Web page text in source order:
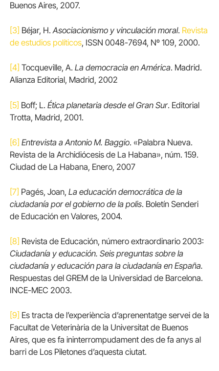
Buenos Aires, 2007.
[3] Béjar, H.Asociacionismo y vinculación moral. Revista
de estudios políticos, ISSN 0048-7694, Nº 109, 2000.
[4] Tocqueville, A. La democracia en América. Madrid.
Alianza Editorial, Madrid, 2002
[5] Boff; L. Ética planetaria desde el Gran Sur. Editorial
Trotta, Madrid, 2001.
[6] Entrevista a Antonio M. Baggio. «Palabra Nueva.
Revista de la Archidiócesis de La Habana», núm. 159.
Ciudad de La Habana, Enero, 2007
[7] Pagés, Joan, La educación democrática de la
ciudadanía por el gobierno de la polis. Boletín Senderi
de Educación en Valores, 2004.
[8] Revista de Educación, número extraordinario 2003:
Ciudadanía y educación. Seis preguntas sobre la
ciudadanía y educación para la ciudadanía en España.
Respuestas del GREM de la Universidad de Barcelona.
INCE-MEC 2003.
[9] Es tracta de l’experiència d’aprenentatge servei de la
Facultat de Veterinària de la Universitat de Buenos
Aires, que es fa ininterrompudament des de fa anys al
barri de Los Piletones d’aquesta ciutat.